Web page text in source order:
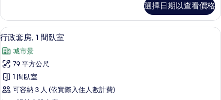
的
所
有
相
片
套
房,
1
間
臥
室
的
詳
情
選擇日期以查看價格
顯
示
行
政
套
房,
行政套房, 1 間臥室 | 客廳 | LCD 液晶
6
行政套房, 1 間臥室
城市景
79 平方公尺
1 間臥室
可容納 3 人 (依實際入住人數計費)